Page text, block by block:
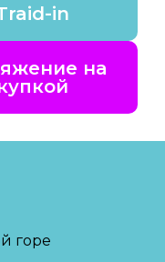
in
на